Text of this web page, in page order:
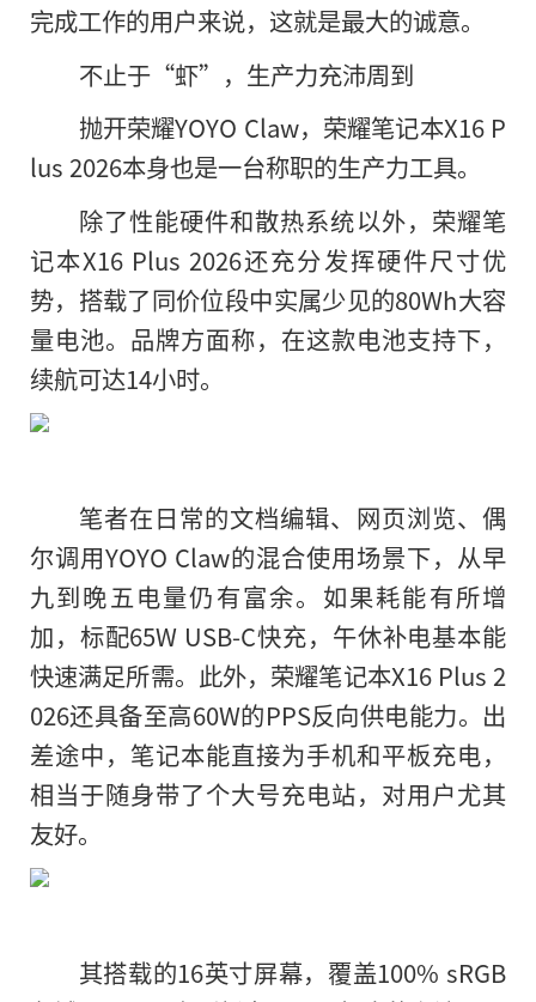
完成工作的用户来说，这就是最大的诚意。
不止于“虾”，生产力充沛周到
抛开荣耀YOYO Claw，荣耀笔记本X16 P
lus 2026本身也是一台称职的生产力工具。
除了性能硬件和散热系统以外，荣耀笔
记本X16 Plus 2026还充分发挥硬件尺寸优
势，搭载了同价位段中实属少见的80Wh大容
量电池。品牌方面称，在这款电池支持下，
续航可达14小时。
笔者在日常的文档编辑、网页浏览、偶
尔调用YOYO Claw的混合使用场景下，从早
九到晚五电量仍有富余。如果耗能有所增
加，标配65W USB-C快充，午休补电基本能
快速满足所需。此外，荣耀笔记本X16 Plus 2
026还具备至高60W的PPS反向供电能力。出
差途中，笔记本能直接为手机和平板充电，
相当于随身带了个大号充电站，对用户尤其
友好。
其搭载的16英寸屏幕，覆盖100% sRGB